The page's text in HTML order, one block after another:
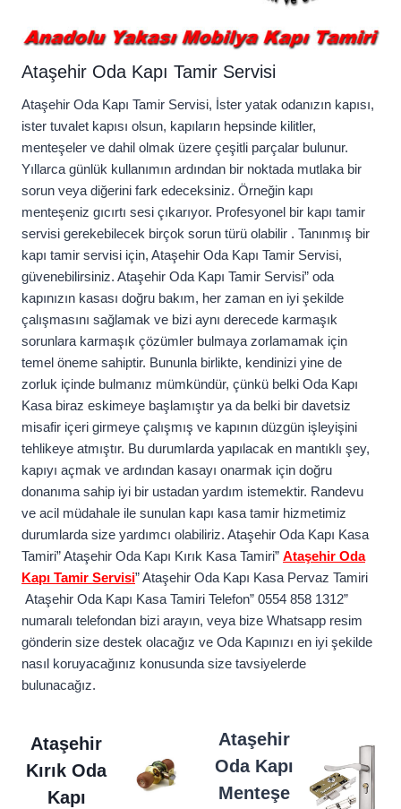
Ataşehir Oda Kapı Tamir Servisi
Ataşehir Oda Kapı Tamir Servisi, İster yatak odanızın kapısı,
ister tuvalet kapısı olsun, kapıların hepsinde kilitler,
menteşeler ve dahil olmak üzere çeşitli parçalar bulunur.
Yıllarca günlük kullanımın ardından bir noktada mutlaka bir
sorun veya diğerini fark edeceksiniz. Örneğin kapı
menteşeniz gıcırtı sesi çıkarıyor. Profesyonel bir kapı tamir
servisi gerekebilecek birçok sorun türü olabilir . Tanınmış bir
kapı tamir servisi için, Ataşehir Oda Kapı Tamir Servisi,
güvenebilirsiniz. Ataşehir Oda Kapı Tamir Servisi” oda
kapınızın kasası doğru bakım, her zaman en iyi şekilde
çalışmasını sağlamak ve bizi aynı derecede karmaşık
sorunlara karmaşık çözümler bulmaya zorlamamak için
temel öneme sahiptir. Bununla birlikte, kendinizi yine de
zorluk içinde bulmanız mümkündür, çünkü belki Oda Kapı
Kasa biraz eskimeye başlamıştır ya da belki bir davetsiz
misafir içeri girmeye çalışmış ve kapının düzgün işleyişini
tehlikeye atmıştır. Bu durumlarda yapılacak en mantıklı şey,
kapıyı açmak ve ardından kasayı onarmak için doğru
donanıma sahip iyi bir ustadan yardım istemektir. Randevu
ve acil müdahale ile sunulan kapı kasa tamir hizmetimiz
durumlarda size yardımcı olabiliriz. Ataşehir Oda Kapı Kasa
Tamiri” Ataşehir Oda Kapı Kırık Kasa Tamiri” Ataşehir Oda
Kapı Tamir Servisi” Ataşehir Oda Kapı Kasa Pervaz Tamiri
Ataşehir Oda Kapı Kasa Tamiri Telefon” 0554 858 1312”
numaralı telefondan bizi arayın, veya bize Whatsapp resim
gönderin size destek olacağız ve Oda Kapınızı en iyi şekilde
nasıl koruyacağınız konusunda size tavsiyelerde
bulunacağız.
Ataşehir
Kırık Oda
Kapı
Ataşehir
Oda Kapı
Menteşe